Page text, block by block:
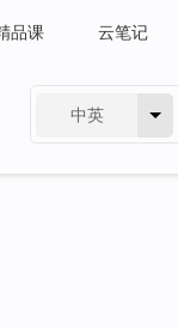
品课 云笔记
中英